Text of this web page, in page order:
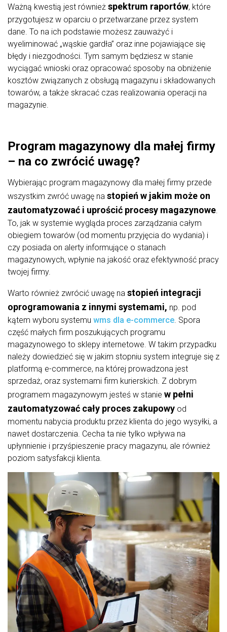
Ważną kwestią jest również spektrum raportów, które
przygotujesz w oparciu o przetwarzane przez system
dane. To na ich podstawie możesz zauważyć i
wyeliminować „wąskie gardła” oraz inne pojawiające się
błędy i niezgodności. Tym samym będziesz w stanie
wyciągać wnioski oraz opracować sposoby na obniżenie
kosztów związanych z obsługą magazynu i składowanych
towarów, a także skracać czas realizowania operacji na
magazynie.
Program magazynowy dla małej firmy
– na co zwrócić uwagę?
Wybierając program magazynowy dla małej firmy przede
wszystkim zwróć uwagę na stopień w jakim może on
zautomatyzować i uprościć procesy magazynowe.
To, jak w systemie wygląda proces zarządzania całym
obiegiem towarów (od momentu przyjęcia do wydania) i
czy posiada on alerty informujące o stanach
magazynowych, wpłynie na jakość oraz efektywność pracy
twojej firmy.
Warto również zwrócić uwagę na stopień integracji
oprogramowania z innymi systemami, np. pod
kątem wyboru systemu wms dla e-commerce. Spora
część małych firm poszukujących programu
magazynowego to sklepy internetowe. W takim przypadku
należy dowiedzieć się w jakim stopniu system integruje się z
platformą e-commerce, na której prowadzona jest
sprzedaż, oraz systemami firm kurierskich. Z dobrym
programem magazynowym jesteś w stanie w pełni
zautomatyzować cały proces zakupowy od
momentu nabycia produktu przez klienta do jego wysyłki, a
nawet dostarczenia. Cecha ta nie tylko wpływa na
upłynnienie i przyśpieszenie pracy magazynu, ale również
poziom satysfakcji klienta.